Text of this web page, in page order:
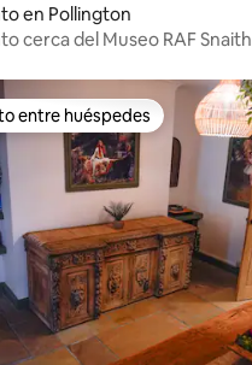
en Pollington
cerca del Museo RAF Snaith
huéspedes preferido
entre huéspedes